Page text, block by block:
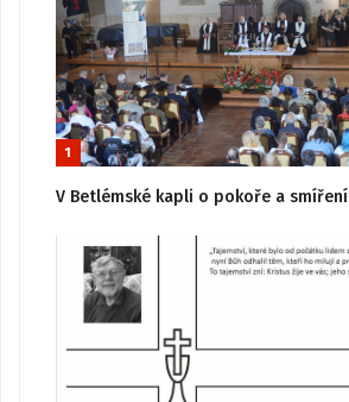
1
V Betlémské kapli o pokoře a smíření